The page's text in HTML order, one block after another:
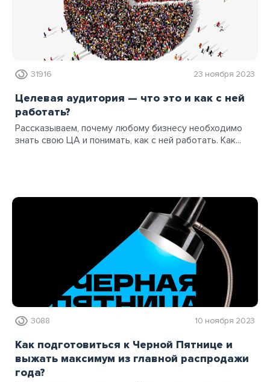
31916 23 ноября 2023
Целевая аудитория — что это и как с ней
работать?
Рассказываем, почему любому бизнесу необходимо
знать свою ЦА и понимать, как с ней работать. Как...
3088 10 ноября 2023
Как подготовиться к Черной Пятнице и
выжать максимум из главной распродажи
года?